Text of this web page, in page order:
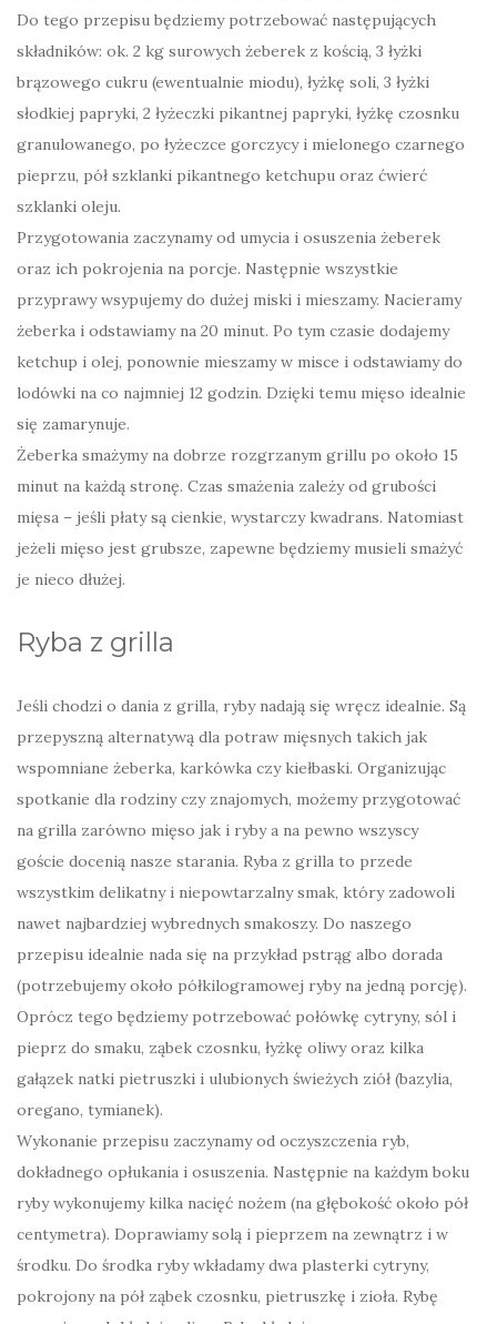
Do tego przepisu będziemy potrzebować następujących
składników: ok. 2 kg surowych żeberek z kością, 3 łyżki
brązowego cukru (ewentualnie miodu), łyżkę soli, 3 łyżki
słodkiej papryki, 2 łyżeczki pikantnej papryki, łyżkę czosnku
granulowanego, po łyżeczce gorczycy i mielonego czarnego
pieprzu, pół szklanki pikantnego ketchupu oraz ćwierć
szklanki oleju.
Przygotowania zaczynamy od umycia i osuszenia żeberek
oraz ich pokrojenia na porcje. Następnie wszystkie
przyprawy wsypujemy do dużej miski i mieszamy. Nacieramy
żeberka i odstawiamy na 20 minut. Po tym czasie dodajemy
ketchup i olej, ponownie mieszamy w misce i odstawiamy do
lodówki na co najmniej 12 godzin. Dzięki temu mięso idealnie
się zamarynuje.
Żeberka smażymy na dobrze rozgrzanym grillu po około 15
minut na każdą stronę. Czas smażenia zależy od grubości
mięsa – jeśli płaty są cienkie, wystarczy kwadrans. Natomiast
jeżeli mięso jest grubsze, zapewne będziemy musieli smażyć
je nieco dłużej.
Ryba z grilla
Jeśli chodzi o dania z grilla, ryby nadają się wręcz idealnie. Są
przepyszną alternatywą dla potraw mięsnych takich jak
wspomniane żeberka, karkówka czy kiełbaski. Organizując
spotkanie dla rodziny czy znajomych, możemy przygotować
na grilla zarówno mięso jak i ryby a na pewno wszyscy
goście docenią nasze starania. Ryba z grilla to przede
wszystkim delikatny i niepowtarzalny smak, który zadowoli
nawet najbardziej wybrednych smakoszy. Do naszego
przepisu idealnie nada się na przykład pstrąg albo dorada
(potrzebujemy około półkilogramowej ryby na jedną porcję).
Oprócz tego będziemy potrzebować połówkę cytryny, sól i
pieprz do smaku, ząbek czosnku, łyżkę oliwy oraz kilka
gałązek natki pietruszki i ulubionych świeżych ziół (bazylia,
oregano, tymianek).
Wykonanie przepisu zaczynamy od oczyszczenia ryb,
dokładnego opłukania i osuszenia. Następnie na każdym boku
ryby wykonujemy kilka nacięć nożem (na głębokość około pół
centymetra). Doprawiamy solą i pieprzem na zewnątrz i w
środku. Do środka ryby wkładamy dwa plasterki cytryny,
pokrojony na pół ząbek czosnku, pietruszkę i zioła. Rybę